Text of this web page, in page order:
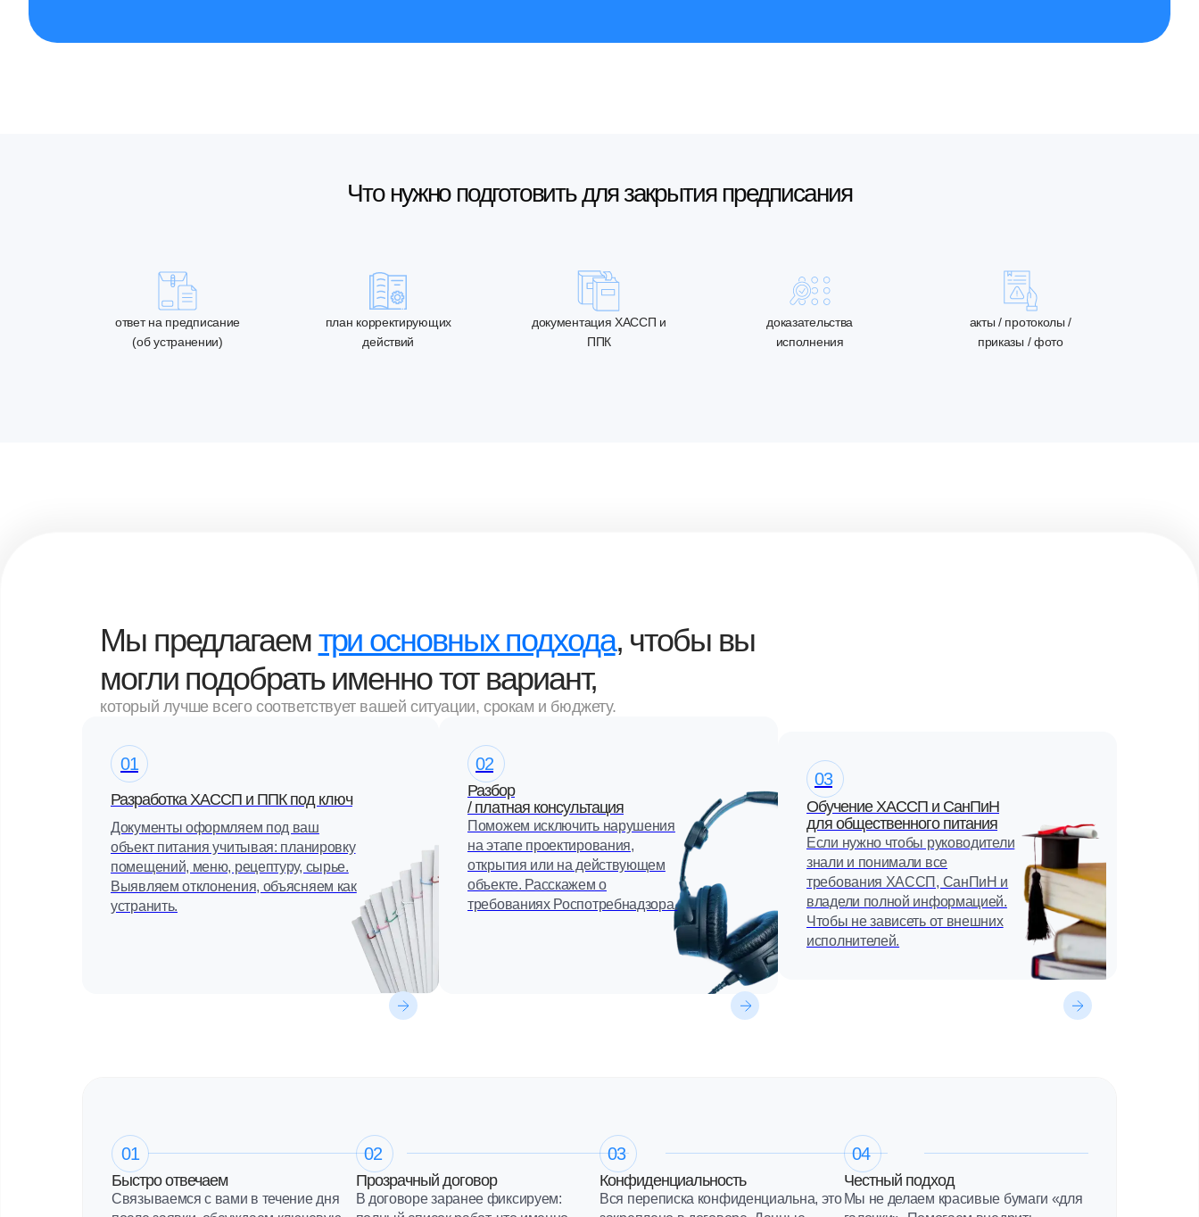
Что нужно подготовить для закрытия предписания
ответ на предписание
(об устранении)
план корректирующих
действий
документация ХАССП и
ППК
доказательства
исполнения
акты / протоколы /
приказы / фото
01
Быстро отвечаем
Связываемся с вами в течение дня
02
Прозрачный договор
В договоре заранее фиксируем:
03
Конфиденциальность
Вся переписка конфиденциальна, это
04
Честный подход
Мы не делаем красивые бумаги «для
Мы предлагаемтри основных подхода, чтобы вы
могли подобрать именно тот вариант,
который лучше всего соответствует вашей ситуации, срокам и бюджету.
01
Разработка ХАССП и ППК под ключ
Документы оформляем под ваш
объект питания учитывая: планировку
помещений, меню, рецептуру, сырье.
Выявляем отклонения, объясняем как
устранить.
02
Разбор
/ платная консультация
Поможем исключить нарушения
на этапе проектирования,
открытия или на действующем
объекте. Расскажем о
требованиях Роспотребнадзора.
03
Обучение ХАССП и СанПиН
для общественного питания
Если нужно чтобы руководители
знали и понимали все
требования ХАССП, СанПиН и
владели полной информацией.
Чтобы не зависеть от внешних
исполнителей.